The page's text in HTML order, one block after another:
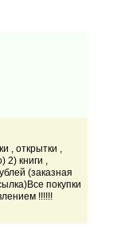
, открытки ,
2) книги ,
(заказная
покупки
!!!!!!